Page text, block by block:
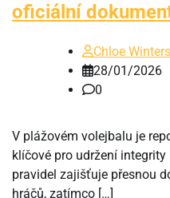
oficiální
Chloe Winters
28/01/2026
0
V plážovém volejbalu je
klíčové pro udržení
pravidel zajišťuje přesnou
hráčů, zatímco […]